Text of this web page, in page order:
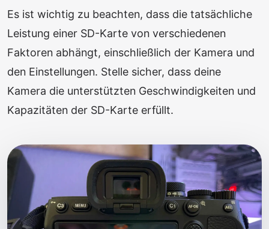
Es ist wichtig zu beachten, dass die tatsächliche
Leistung einer SD-Karte von verschiedenen
Faktoren abhängt, einschließlich der Kamera und
den Einstellungen. Stelle sicher, dass deine
Kamera die unterstützten Geschwindigkeiten und
Kapazitäten der SD-Karte erfüllt.